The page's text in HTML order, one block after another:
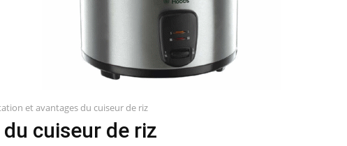
et avantages du cuiseur de riz
cuiseur de riz